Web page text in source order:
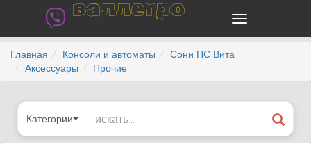
валлегро
Главная Консоли и автоматы
Сони ПС Вита
Аксессуары
Прочие
Категории